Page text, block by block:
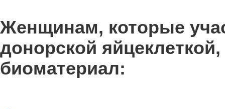
Женщинам, которые
донорской
биоматериал: